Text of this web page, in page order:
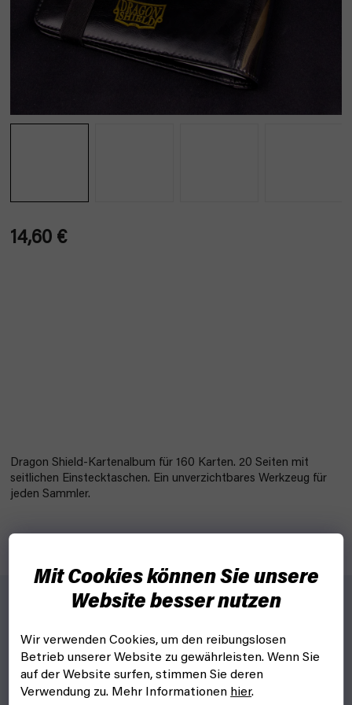
Mit Cookies können Sie unsere
Website besser nutzen
Wir verwenden Cookies, um den reibungslosen
Betrieb unserer Website zu gewährleisten. Wenn Sie
auf der Website surfen, stimmen Sie deren
Verwendung zu. Mehr Informationen hier.
14,60 €
Dragon Shield-Kartenalbum für 160 Karten. 20 Seiten mit
seitlichen Einstecktaschen. Ein unverzichtbares Werkzeug für
jeden Sammler.
Für Gamer und Kartensammler.
Eigenschaften: